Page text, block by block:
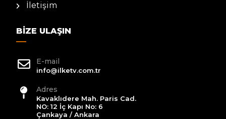
İletişim
BIZE ULAŞIN
E-mail
info@ilketv.com.tr
Adres
Kavaklıdere Mah. Paris Cad.
NO: 12 İç Kapı No: 6
Çankaya / Ankara